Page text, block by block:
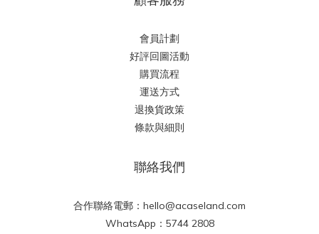
會員計劃
好評回圖活動
購買流程
運送方式
退換貨政策
條款與細則
聯絡我們
合作聯絡電郵：hello@acaseland.com
WhatsApp：5744 2808